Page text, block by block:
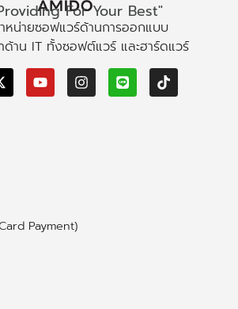
For Your Best"
หน่ายซอฟแวร์ด้านการออกแบบ
ด้าน IT ทั้งซอฟต์แวร์ และฮาร์ดแวร์
Payment)